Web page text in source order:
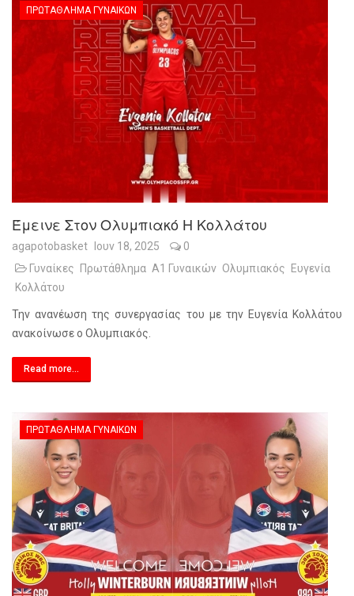
ΠΡΩΤΆΘΛΗΜΑ ΓΥΝΑΙΚΏΝ
Έμεινε Στον Ολυμπιακό Η Κολλάτου
agapotobasket Ιουν 18, 2025
0
Γυναίκες
Πρωτάθλημα Α1 Γυναικών Ολυμπιακός
Ευγενία
Κολλάτου
Την ανανέωση της συνεργασίας του με την Ευγενία Κολλάτου
ανακοίνωσε ο Ολυμπιακός.
Read more...
ΠΡΩΤΆΘΛΗΜΑ ΓΥΝΑΙΚΏΝ